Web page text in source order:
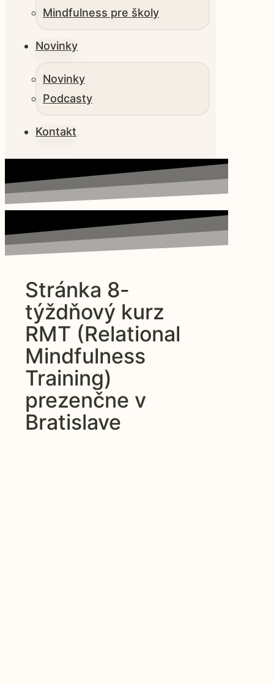
Mindfulness pre školy
Novinky
Novinky
Podcasty
Kontakt
Stránka 8-
týždňový kurz
RMT (Relational
Mindfulness
Training)
prezenčne v
Bratislave